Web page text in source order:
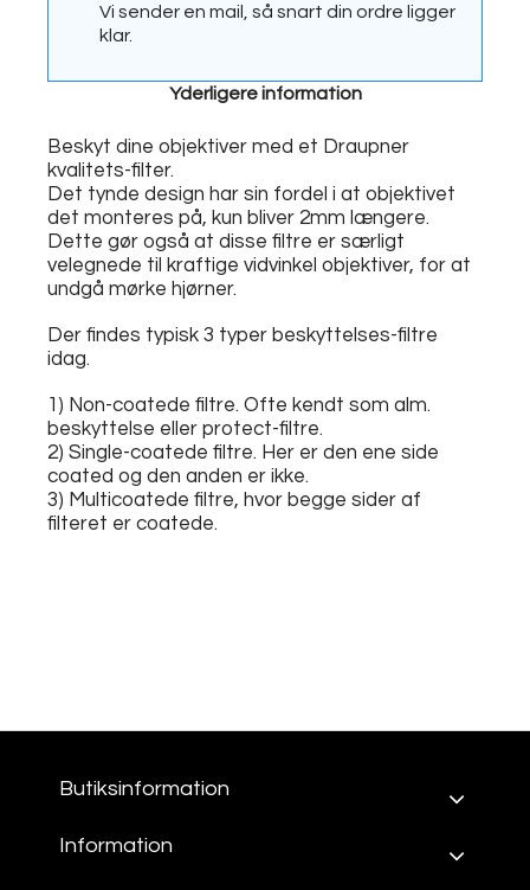
Vi sender en mail, så snart din ordre ligger
klar.
Yderligere information
Beskyt dine objektiver med et Draupner
kvalitets-filter.
Det tynde design har sin fordel i at objektivet
det monteres på, kun bliver 2mm længere.
Dette gør også at disse filtre er særligt
velegnede til kraftige vidvinkel objektiver, for at
undgå mørke hjørner.
Der findes typisk 3 typer beskyttelses-filtre
idag.
1) Non-coatede filtre. Ofte kendt som alm.
beskyttelse eller protect-filtre.
2) Single-coatede filtre. Her er den ene side
coated og den anden er ikke.
3) Multicoatede filtre, hvor begge sider af
filteret er coatede.
Butiksinformation
Information